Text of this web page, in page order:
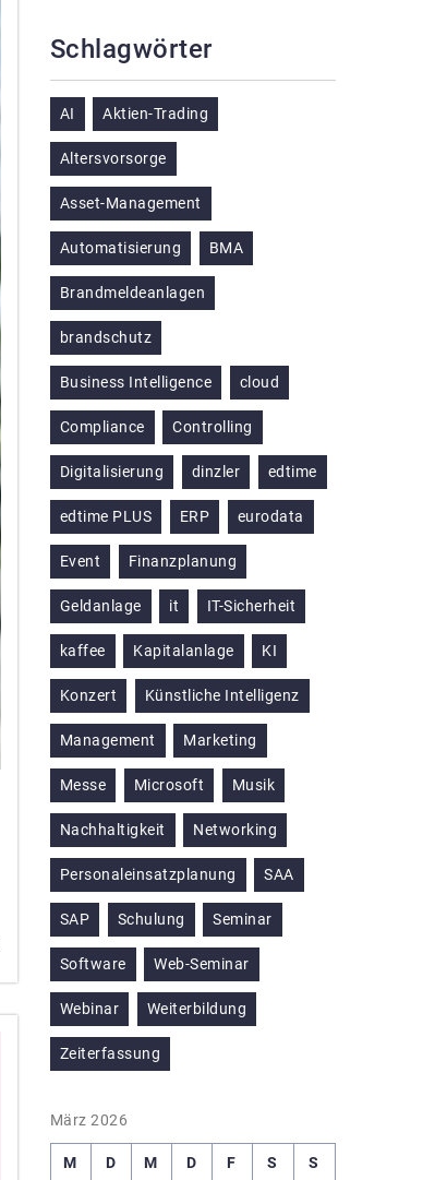
Schlagwörter
AI Aktien-Trading
Altersvorsorge
Asset-Management
Automatisierung BMA
Brandmeldeanlagen
brandschutz
Business Intelligence cloud
Compliance Controlling
Digitalisierung dinzler edtime
edtime PLUS ERP eurodata
Event Finanzplanung
Geldanlage it IT-Sicherheit
kaffee Kapitalanlage KI
Konzert Künstliche Intelligenz
Management Marketing
Messe Microsoft Musik
Nachhaltigkeit Networking
Personaleinsatzplanung SAA
SAP Schulung Seminar
Software Web-Seminar
Webinar Weiterbildung
Zeiterfassung
März 2026
M D M D F S S